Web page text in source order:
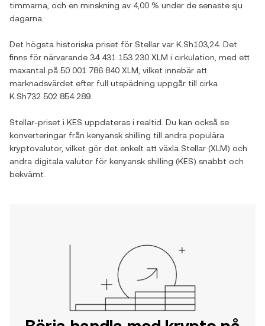
timmarna, och en minskning av 4,00 % under de senaste sju
dagarna.
Det högsta historiska priset för Stellar var K.Sh103,24. Det
finns för närvarande 34 431 153 230 XLM i cirkulation, med ett
maxantal på 50 001 786 840 XLM , vilket innebär att
marknadsvärdet efter full utspädning uppgår till cirka
K.Sh732 502 854 289
Stellar-priset i KES uppdateras i realtid. Du kan också se
konverteringar från kenyansk shilling till andra populära
kryptovalutor, vilket gör det enkelt att växla Stellar (XLM) och
andra digitala valutor för kenyansk shilling (KES) snabbt och
bekvämt.